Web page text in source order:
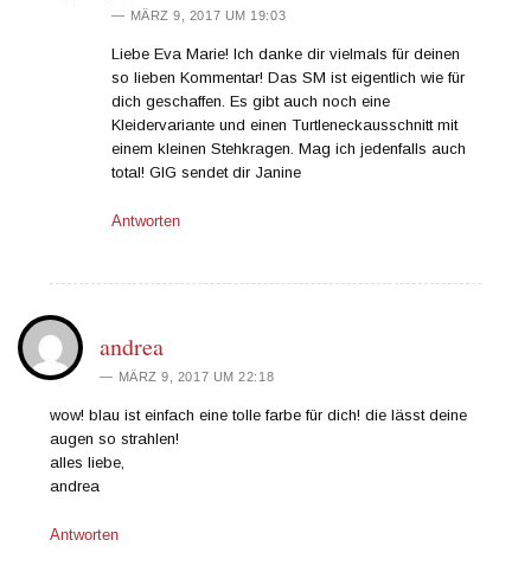
MÄRZ 9, 2017 UM 19:03
Liebe Eva Marie! Ich danke dir vielmals für deinen
so lieben Kommentar! Das SM ist eigentlich wie für
dich geschaffen. Es gibt auch noch eine
Kleidervariante und einen Turtleneckausschnitt mit
einem kleinen Stehkragen. Mag ich jedenfalls auch
total! GlG sendet dir Janine
Antworten
andrea
MÄRZ 9, 2017 UM 22:18
wow! blau ist einfach eine tolle farbe für dich! die lässt deine
augen so strahlen!
alles liebe,
andrea
Antworten